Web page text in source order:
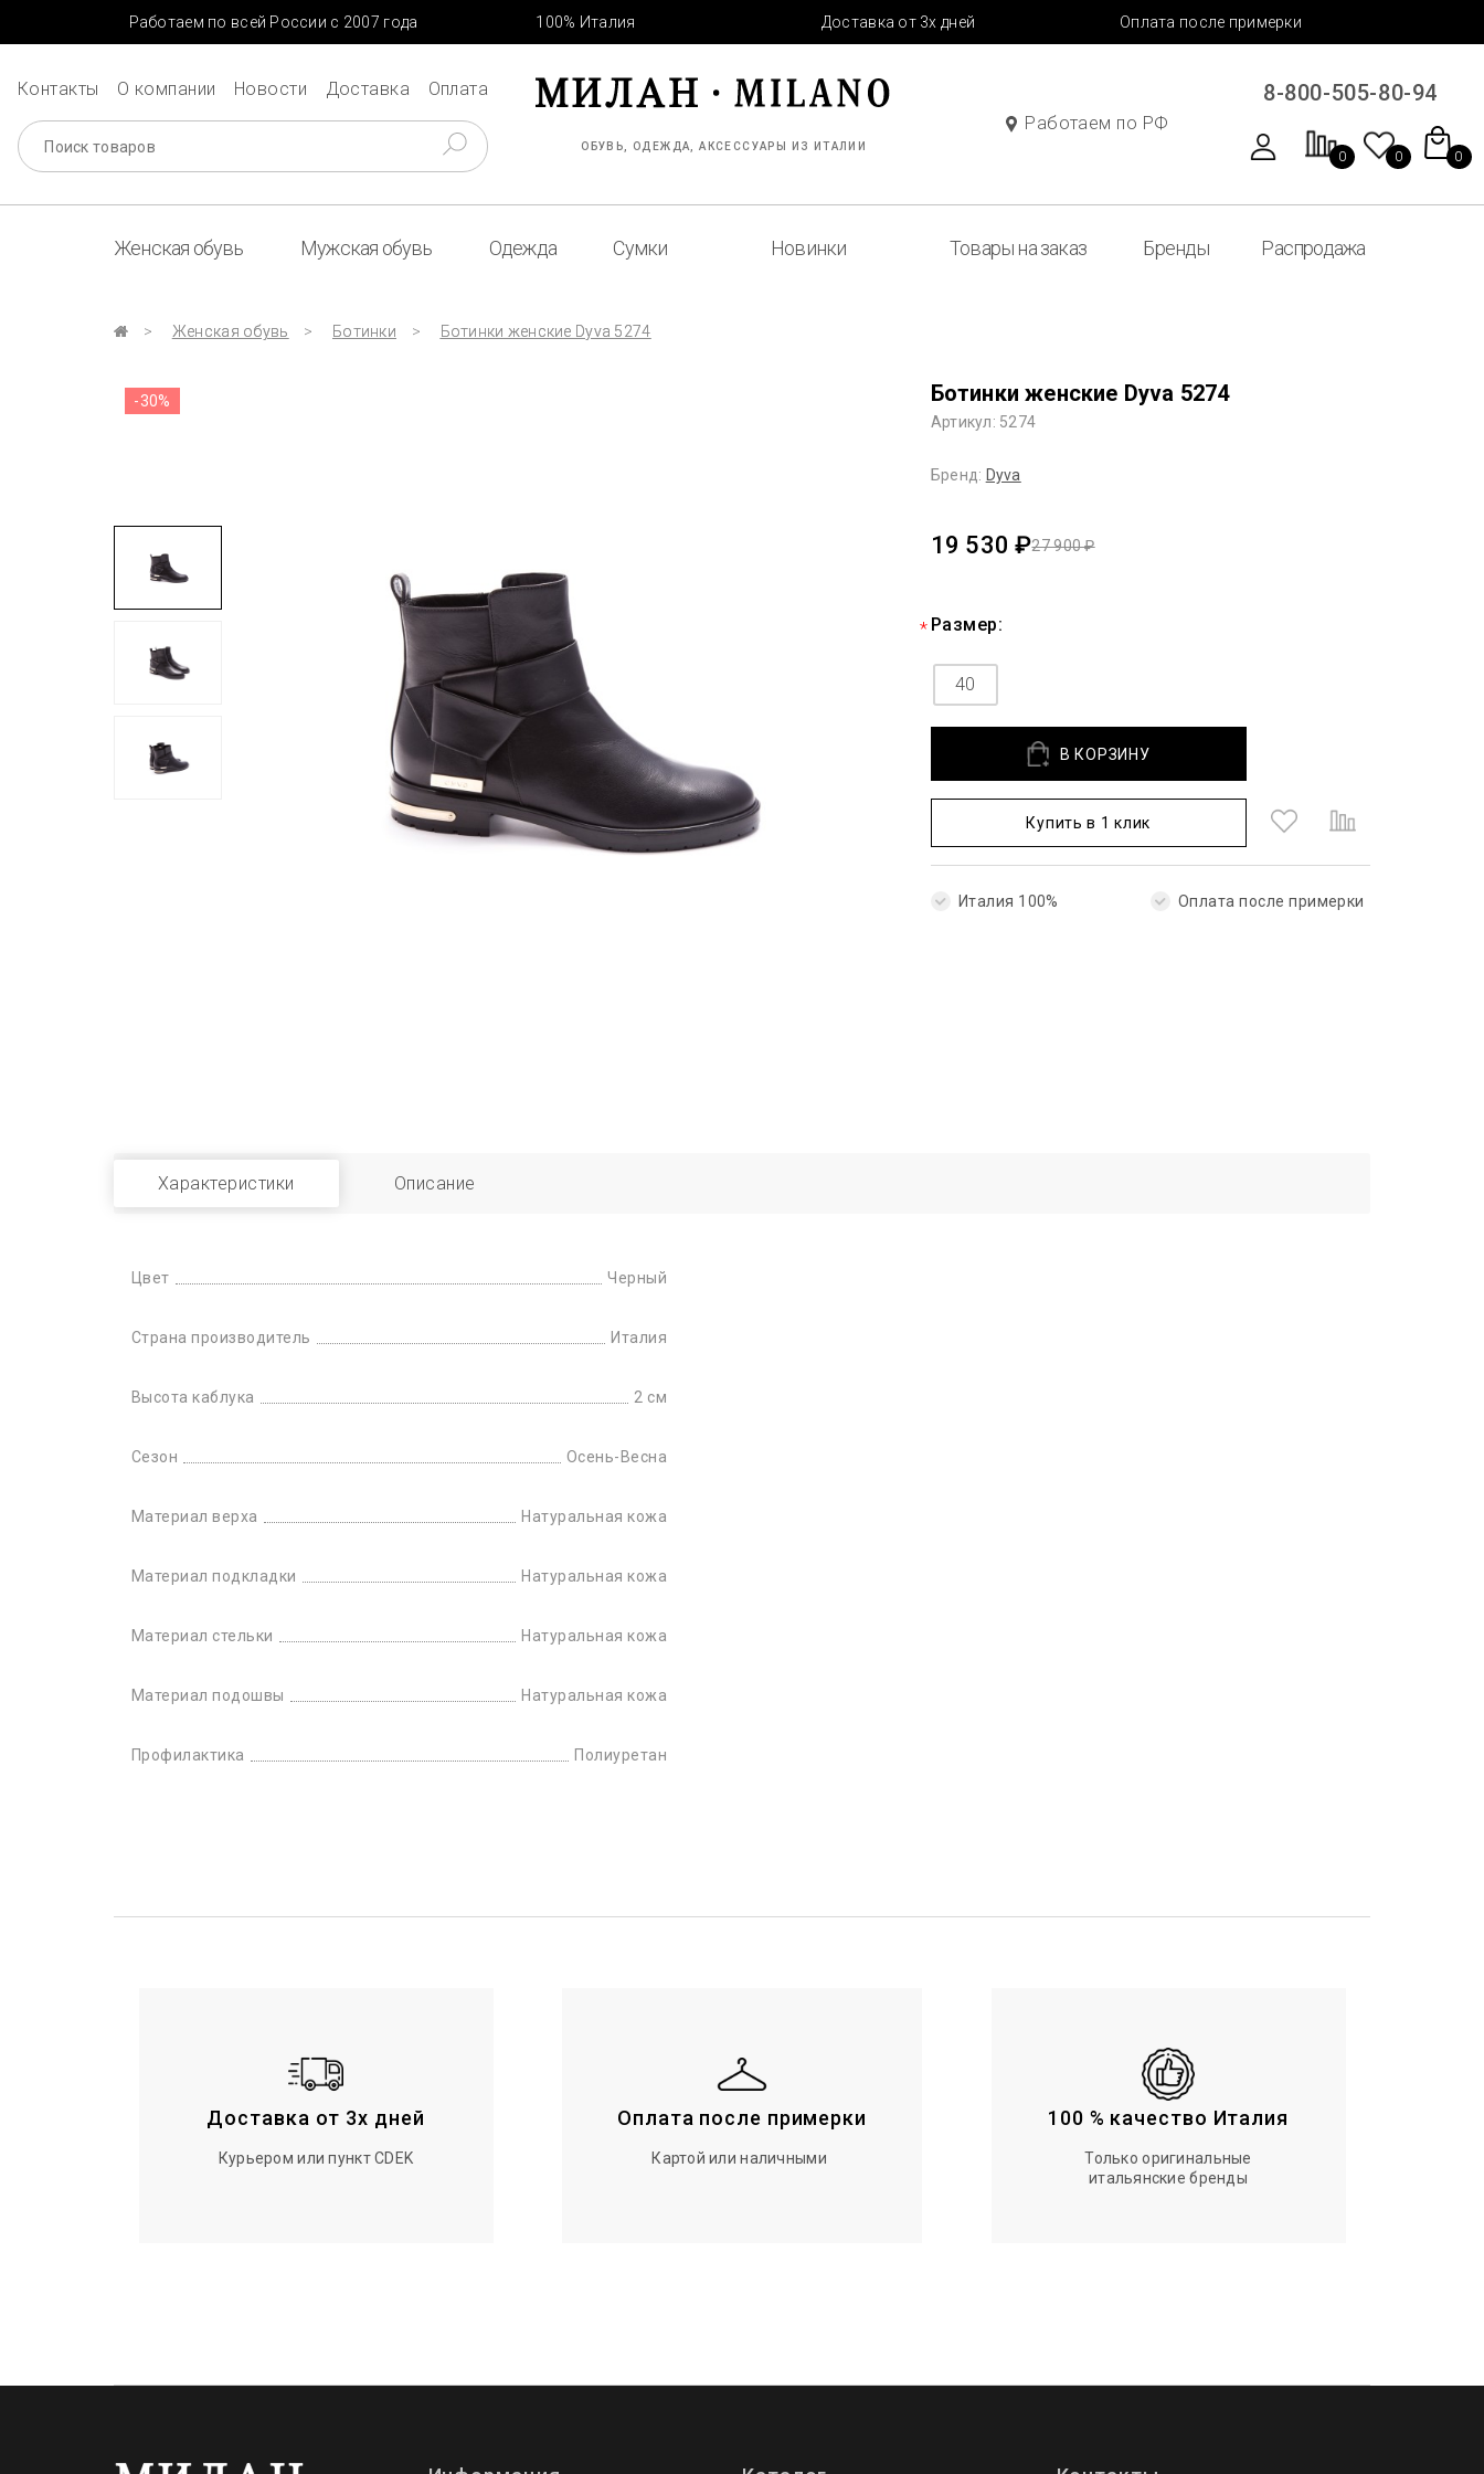
Работаем по всей России с 2007 года 100% Италия Доставка от 3х дней Оплата после примерки
Контакты О компании Новости Доставка Оплата
ОБУВЬ, ОДЕЖДА, АКСЕССУАРЫ ИЗ ИТАЛИИ
Работаем по РФ
8-800-505-80-94
0 0 0
Женская обувь Мужская обувь Одежда Сумки Новинки Товары на заказ Бренды Распродажа
Женская обувь Ботинки Ботинки женские Dyva 5274
-30% Ботинки женские Dyva 5274
Артикул: 5274
Бренд: Dyva
27 900 ₽
19 530 ₽
Размер:
40
В КОРЗИНУ
Купить в 1 клик
Италия 100% Оплата после примерки
Характеристики Описание
Цвет Черный
Страна производитель Италия
Высота каблука 2 см
Сезон Осень-Весна
Материал верха Натуральная кожа
Материал подкладки Натуральная кожа
Материал стельки Натуральная кожа
Материал подошвы Натуральная кожа
Профилактика Полиуретан
Доставка от 3х дней
Курьером или пункт CDEK
Оплата после примерки
Картой или наличными
100 % качество Италия
Только оригинальные
итальянские бренды